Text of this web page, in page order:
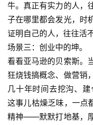
牛。真正有实力的人，
子在哪里都会发光，时
证明自己的人，往往活
场景三：创业中的坤。
看看亚马逊的贝索斯。
狂烧钱搞概念、做营销
几十年时间去挖沟、建
这事儿枯燥乏味，一点
精神——默默打地基，